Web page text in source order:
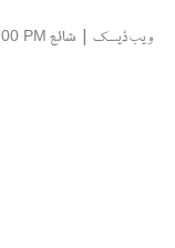
ویب ڈیسک | شائع PM